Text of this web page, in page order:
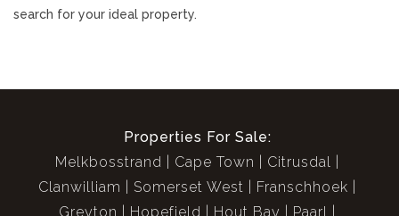
search for your ideal property.
Properties For Sale:
Melkbosstrand
Cape Town
Citrusdal
Clanwilliam
Somerset West
Franschhoek
Greyton
Hopefield Hout Bay Paarl